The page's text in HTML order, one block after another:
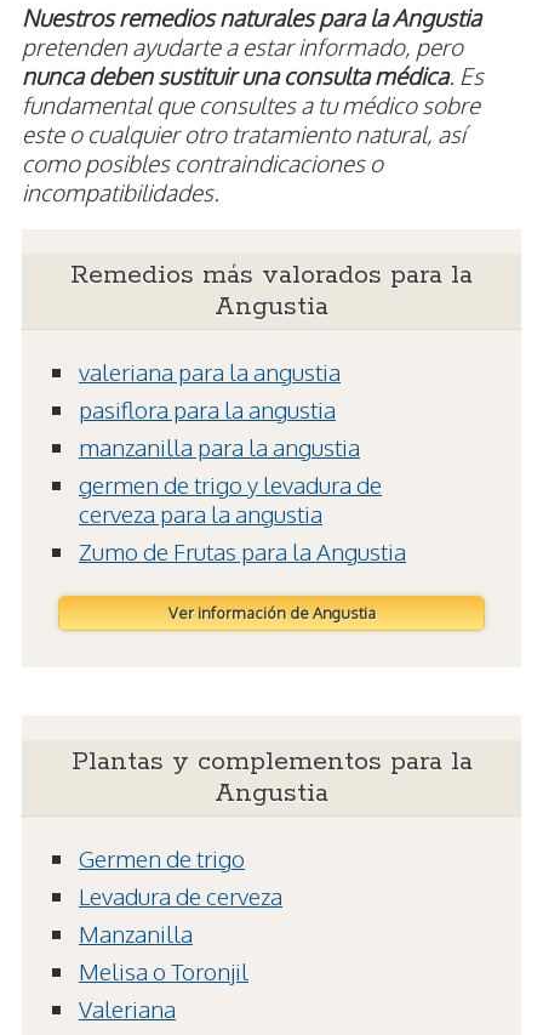
Nuestros remedios naturales para la Angustia
pretenden ayudarte a estar informado, pero
nunca deben sustituir una consulta médica. Es
fundamental que consultes a tu médico sobre
este o cualquier otro tratamiento natural, así
como posibles contraindicaciones o
incompatibilidades.
Remedios más valorados para la
Angustia
valeriana para la angustia
pasiflora para la angustia
manzanilla para la angustia
germen de trigo y levadura de
cerveza para la angustia
Zumo de Frutas para la Angustia
Ver información de Angustia
Plantas y complementos para la
Angustia
Germen de trigo
Levadura de cerveza
Manzanilla
Melisa o Toronjil
Valeriana